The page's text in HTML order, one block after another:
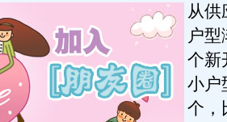
从供
户
个新
小户
个，